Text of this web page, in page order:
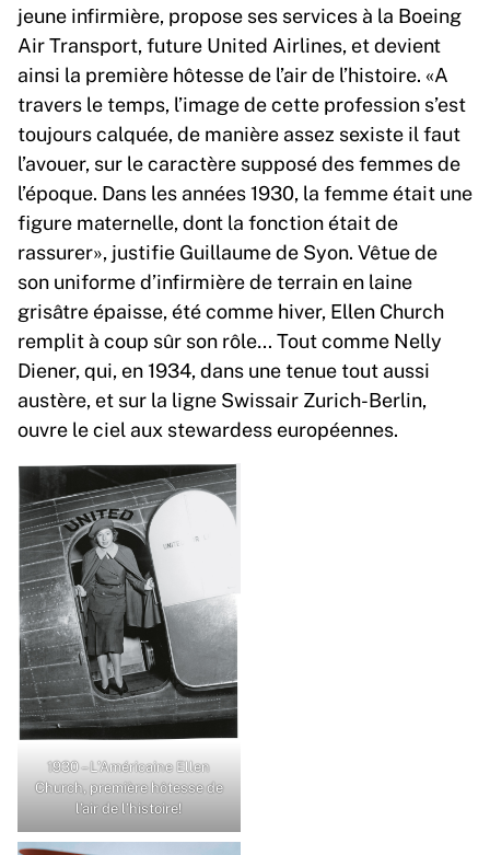
jeune infirmière, propose ses services à la Boeing
Air Transport, future United Airlines, et devient
ainsi la première hôtesse de l’air de l’histoire. «A
travers le temps, l’image de cette profession s’est
toujours calquée, de manière assez sexiste il faut
l’avouer, sur le caractère supposé des femmes de
l’époque. Dans les années 1930, la femme était une
figure maternelle, dont la fonction était de
rassurer», justifie Guillaume de Syon. Vêtue de
son uniforme d’infirmière de terrain en laine
grisâtre épaisse, été comme hiver, Ellen Church
remplit à coup sûr son rôle… Tout comme Nelly
Diener, qui, en 1934, dans une tenue tout aussi
austère, et sur la ligne Swissair Zurich-Berlin,
ouvre le ciel aux stewardess européennes.
1930 – L’Américaine Ellen
Church, première hôtesse de
l’air de l’histoire!